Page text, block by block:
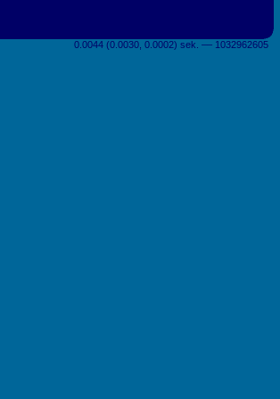
0.0044 (0.0030, 0.0002) sek. –– 1032962605